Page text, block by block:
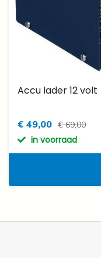
Accu lader 12 volt
€ 49,00 € 69,00
in voorraad